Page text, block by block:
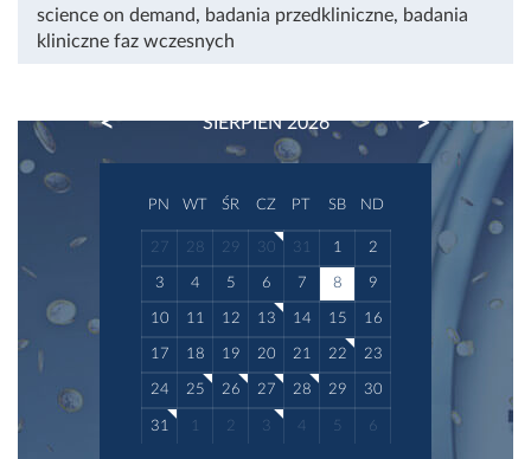
science on demand, badania przedkliniczne, badania
kliniczne faz wczesnych
SIERPIEŃ 2026
PREVIOUS NEXT
PN WT ŚR CZ PT SB ND
27 28 29 30 31 1 2
3 4 5 6 7 8 9
10 11 12 13 14 15 16
17 18 19 20 21 22 23
24 25 26 27 28 29 30
31 1 2 3 4 5 6